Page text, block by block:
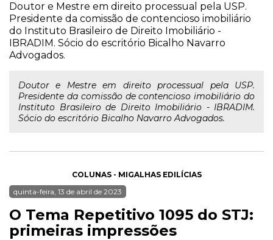
Doutor e Mestre em direito processual pela USP.
Presidente da comissão de contencioso imobiliário
do Instituto Brasileiro de Direito Imobiliário -
IBRADIM. Sócio do escritório Bicalho Navarro
Advogados.
Doutor e Mestre em direito processual pela USP.
Presidente da comissão de contencioso imobiliário do
Instituto Brasileiro de Direito Imobiliário - IBRADIM.
Sócio do escritório Bicalho Navarro Advogados.
COLUNAS - MIGALHAS EDILÍCIAS
quinta-feira, 13 de abril de 2023
O Tema Repetitivo 1095 do STJ:
primeiras impressões